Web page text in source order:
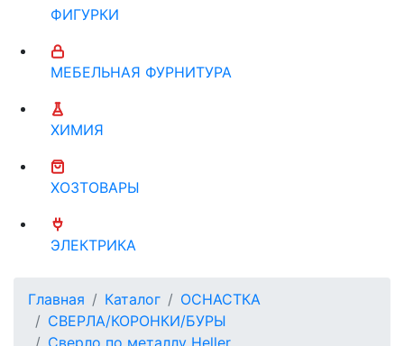
ФИГУРКИ
МЕБЕЛЬНАЯ ФУРНИТУРА
ХИМИЯ
ХОЗТОВАРЫ
ЭЛЕКТРИКА
Главная Каталог
ОСНАСТКА
СВЕРЛА/КОРОНКИ/БУРЫ
Сверло по металлу Heller